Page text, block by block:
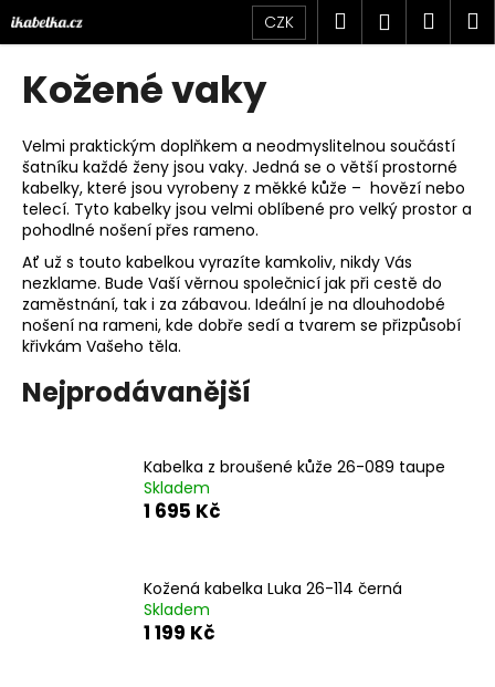
na
obsah
CZK Hledat
Kožené vaky
Velmi praktickým doplňkem a neodmyslitelnou součástí
šatníku každé ženy jsou vaky. Jedná se o větší prostorné
kabelky, které jsou vyrobeny z měkké kůže – hovězí nebo
telecí. Tyto kabelky jsou velmi oblíbené pro velký prostor a
pohodlné nošení přes rameno.
Ať už s touto kabelkou vyrazíte kamkoliv, nikdy Vás
nezklame. Bude Vaší věrnou společnicí jak při cestě do
zaměstnání, tak i za zábavou. Ideální je na dlouhodobé
nošení na rameni, kde dobře sedí a tvarem se přizpůsobí
křivkám Vašeho těla.
Nejprodávanější
Kabelka z broušené kůže 26-089 taupe
Skladem
1 695 Kč
Kožená kabelka Luka 26-114 černá
Skladem
1 199 Kč
K
o
o
p
o
t
ř
e
b
u
j
e